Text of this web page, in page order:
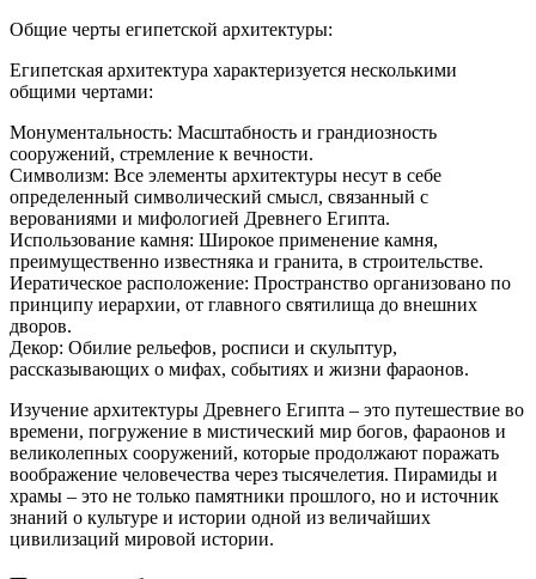
Общие черты египетской архитектуры:
Египетская архитектура характеризуется несколькими
общими чертами:
Монументальность: Масштабность и грандиозность
сооружений, стремление к вечности.
Символизм: Все элементы архитектуры несут в себе
определенный символический смысл, связанный с
верованиями и мифологией Древнего Египта.
Использование камня: Широкое применение камня,
преимущественно известняка и гранита, в строительстве.
Иератическое расположение: Пространство организовано по
принципу иерархии, от главного святилища до внешних
дворов.
Декор: Обилие рельефов, росписи и скульптур,
рассказывающих о мифах, событиях и жизни фараонов.
Изучение архитектуры Древнего Египта – это путешествие во
времени, погружение в мистический мир богов, фараонов и
великолепных сооружений, которые продолжают поражать
воображение человечества через тысячелетия. Пирамиды и
храмы – это не только памятники прошлого, но и источник
знаний о культуре и истории одной из величайших
цивилизаций мировой истории.